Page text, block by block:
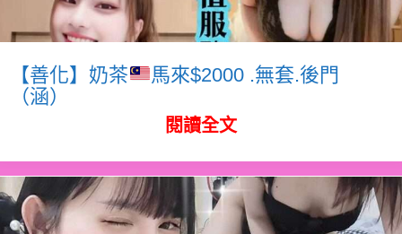
【善化】奶茶
馬來$2000 .無套.後門
（涵）
閱讀全文